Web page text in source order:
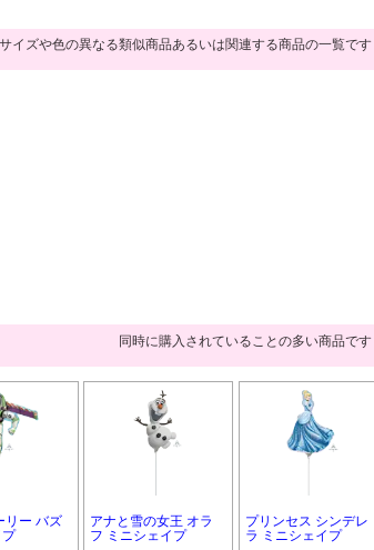
サイズや色の異なる類似商品あるいは関連する商品の一覧です
同時に購入されていることの多い商品です
リー バズ アナと雪の女王 オラ
フ ミニシェイプ
プリンセス シンデレ
ラ ミニシェイプ